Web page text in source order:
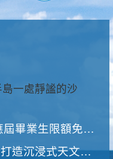
業生限額免費參加
式天文探索營隊